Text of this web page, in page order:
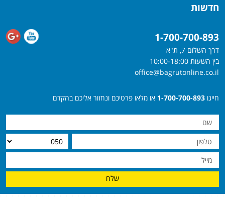
חדשות
1-700-700-893
דרך השלום 7, ת"א
בין השעות 10:00-18:00
office@bagrutonline.co.il
חייגו 1-700-700-893 או מלאו פרטיכם ונחזור אליכם בהקדם
שלח